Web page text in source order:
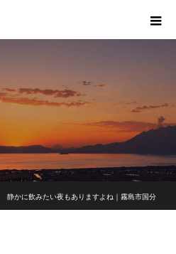
静かに飲みたい夜もありますよね｜霧島市国分